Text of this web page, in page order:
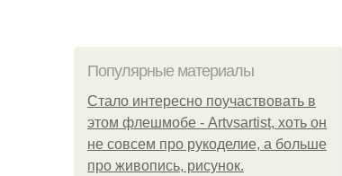
Популярные материалы
Стало интересно поучаствовать в
этом флешмобе - Artvsartist, хоть он
не совсем про рукоделие, а больше
про живопись, рисунок.